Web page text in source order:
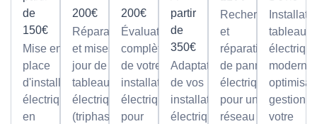
de
150€
Mise en
place
d'installations
électriques
en
200€
Réparations
et mises à
jour de
tableaux
électriques
(triphasé ou
200€
Évaluation
complète
de votre
installation
électrique
pour
partir
de
350€
Adaptation
de vos
installations
électriques
Recherche
et
réparation
de pannes
électriques
pour un
réseau
tableaux
gestion
votre